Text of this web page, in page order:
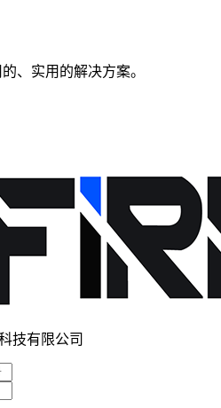
、实用的解决方案。
技有限公司